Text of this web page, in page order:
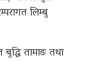
लिम्बु
बुद्धि तामाङ तथा